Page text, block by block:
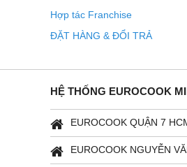
Hợp tác Franchise
ĐẶT HÀNG & ĐỔI TRẢ
HỆ THỐNG EUROCOOK
EUROCOOK QUẬN 7
EUROCOOK NGUYỄN